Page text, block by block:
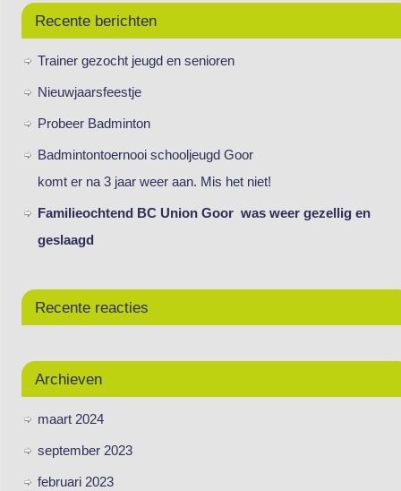
Recente berichten
Trainer gezocht jeugd en senioren
Nieuwjaarsfeestje
Probeer Badminton
Badmintontoernooi schooljeugd Goor
komt er na 3 jaar weer aan. Mis het niet!
Familieochtend BC Union Goor was weer gezellig en
geslaagd
Recente reacties
Archieven
maart 2024
september 2023
februari 2023